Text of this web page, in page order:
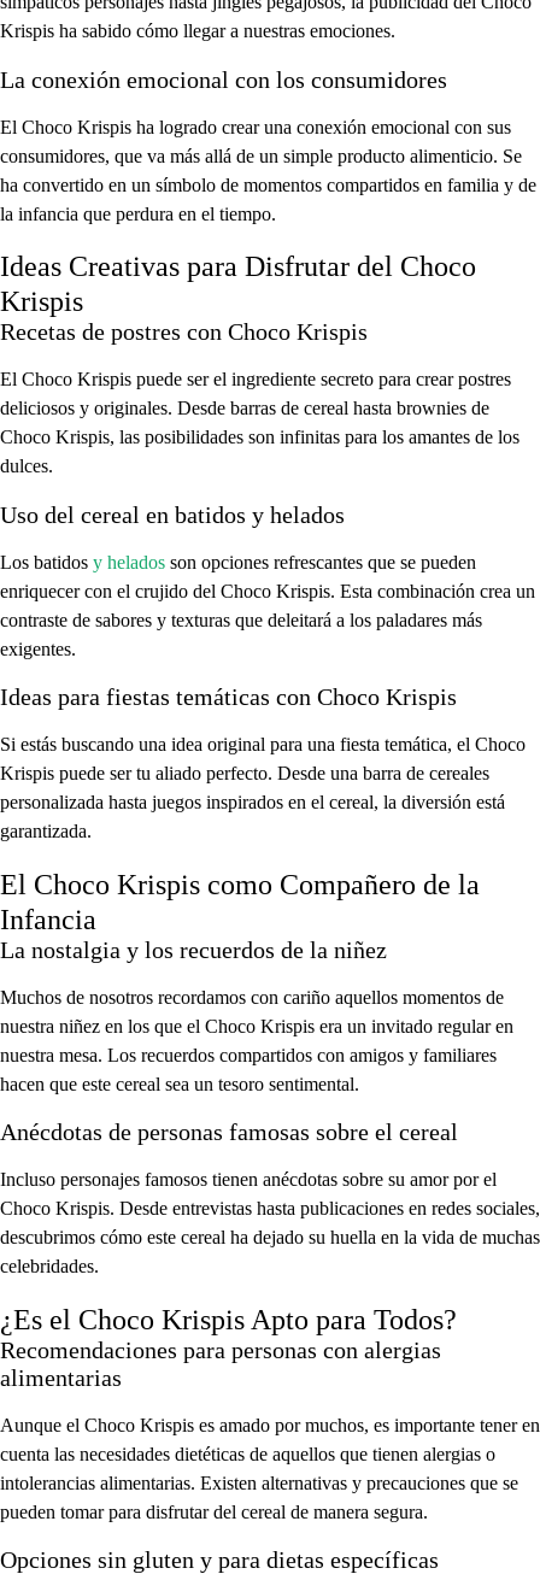
Krispis ha sabido cómo llegar a nuestras emociones.
La conexión emocional con los consumidores
El Choco Krispis ha logrado crear una conexión emocional con sus
consumidores, que va más allá de un simple producto alimenticio. Se
ha convertido en un símbolo de momentos compartidos en familia y de
la infancia que perdura en el tiempo.
Ideas Creativas para Disfrutar del Choco
Krispis
Recetas de postres con Choco Krispis
El Choco Krispis puede ser el ingrediente secreto para crear postres
deliciosos y originales. Desde barras de cereal hasta brownies de
Choco Krispis, las posibilidades son infinitas para los amantes de los
dulces.
Uso del cereal en batidos y helados
Los batidos y helados son opciones refrescantes que se pueden
enriquecer con el crujido del Choco Krispis. Esta combinación crea un
contraste de sabores y texturas que deleitará a los paladares más
exigentes.
Ideas para fiestas temáticas con Choco Krispis
Si estás buscando una idea original para una fiesta temática, el Choco
Krispis puede ser tu aliado perfecto. Desde una barra de cereales
personalizada hasta juegos inspirados en el cereal, la diversión está
garantizada.
El Choco Krispis como Compañero de la
Infancia
La nostalgia y los recuerdos de la niñez
Muchos de nosotros recordamos con cariño aquellos momentos de
nuestra niñez en los que el Choco Krispis era un invitado regular en
nuestra mesa. Los recuerdos compartidos con amigos y familiares
hacen que este cereal sea un tesoro sentimental.
Anécdotas de personas famosas sobre el cereal
Incluso personajes famosos tienen anécdotas sobre su amor por el
Choco Krispis. Desde entrevistas hasta publicaciones en redes sociales,
descubrimos cómo este cereal ha dejado su huella en la vida de muchas
celebridades.
¿Es el Choco Krispis Apto para Todos?
Recomendaciones para personas con alergias
alimentarias
Aunque el Choco Krispis es amado por muchos, es importante tener en
cuenta las necesidades dietéticas de aquellos que tienen alergias o
intolerancias alimentarias. Existen alternativas y precauciones que se
pueden tomar para disfrutar del cereal de manera segura.
Opciones sin gluten y para dietas específicas